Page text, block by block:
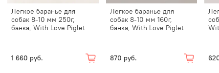
Храните лакомства в сухом темном месте при
температуре от +10 до +25° и относительной влажности
не более 75%
Легкое баранье для
собак 8-10 мм 250г,
банка, With Love Piglet
1 660 руб.
Легкое баранье для
собак 8-10 мм 160г,
банка, With Love Piglet
870 руб.